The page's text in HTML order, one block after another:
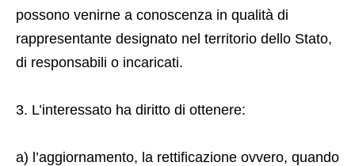
possono venirne a conoscenza in qualità di
rappresentante designato nel territorio dello Stato,
di responsabili o incaricati.
3. L’interessato ha diritto di ottenere:
a) l’aggiornamento, la rettificazione ovvero, quando